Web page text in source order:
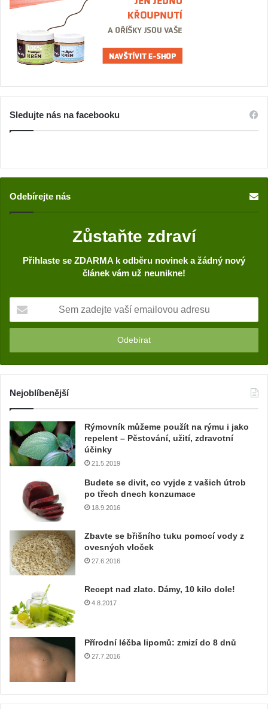
Sledujte nás na facebooku
Odebírejte nás
Zůstaňte zdraví
Přihlaste se ZDARMA k odběru novinek a žádný nový
článek vám už neunikne!
m
a
d
j
v
a
š
í
l
o
v
o
d
r
Nejoblíbenější
Rýmovník můžeme použít na rýmu i jako
repelent – Pěstování, užití, zdravotní
účinky
21.5.2019
Budete se divit, co vyjde z vašich útrob
po třech dnech konzumace
18.9.2016
Zbavte se břišního tuku pomocí vody z
ovesných vloček
27.6.2016
Recept nad zlato. Dámy, 10 kilo dole!
4.8.2017
Přírodní léčba lipomů: zmizí do 8 dnů
27.7.2016